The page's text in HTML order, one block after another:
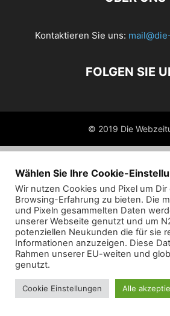
Kontaktieren Sie uns:
FOLGEN SIE
© 2019 Die
Wählen Sie Ihre Cookie-
Wir nutzen Cookies und Pixel um
Browsing-Erfahrung zu bieten. Die
und Pixeln gesammelten Daten
unserer Webseite genutzt und um
potenziellen Neukunden die für sie
Informationen anzuzeigen. Diese
Rahmen unserer EU-weiten und
genutzt.
Cookie Einstellungen Alle